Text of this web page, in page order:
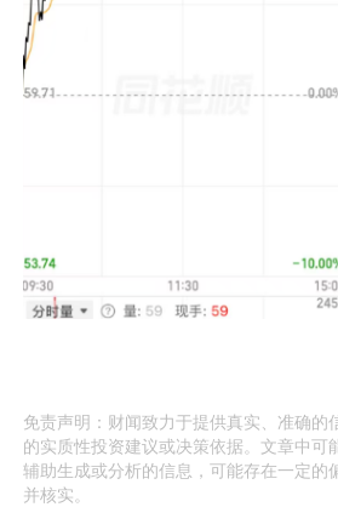
免责声明：财闻致力于提供真实、准确的
的实质性投资建议或决策依据。文章中可
辅助生成或分析的信息，可能存在一定的
并核实。